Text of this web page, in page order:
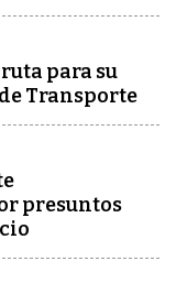
para su
Transporte
presuntos